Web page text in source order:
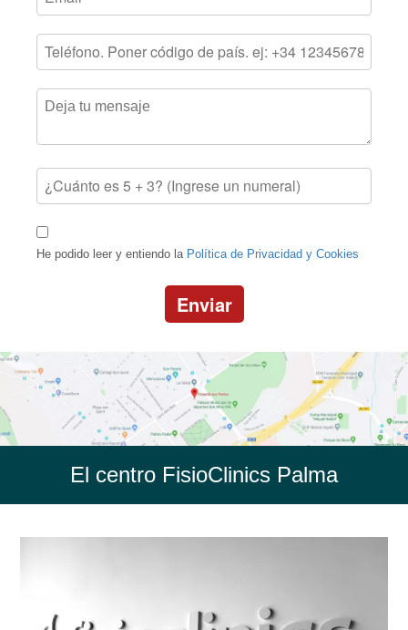
He podido leer y entiendo la Política de Privacidad y Cookies
Enviar
El centro FisioClinics Palma